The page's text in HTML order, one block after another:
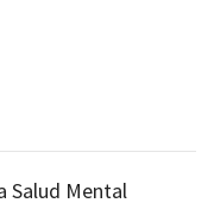
Salud Mental